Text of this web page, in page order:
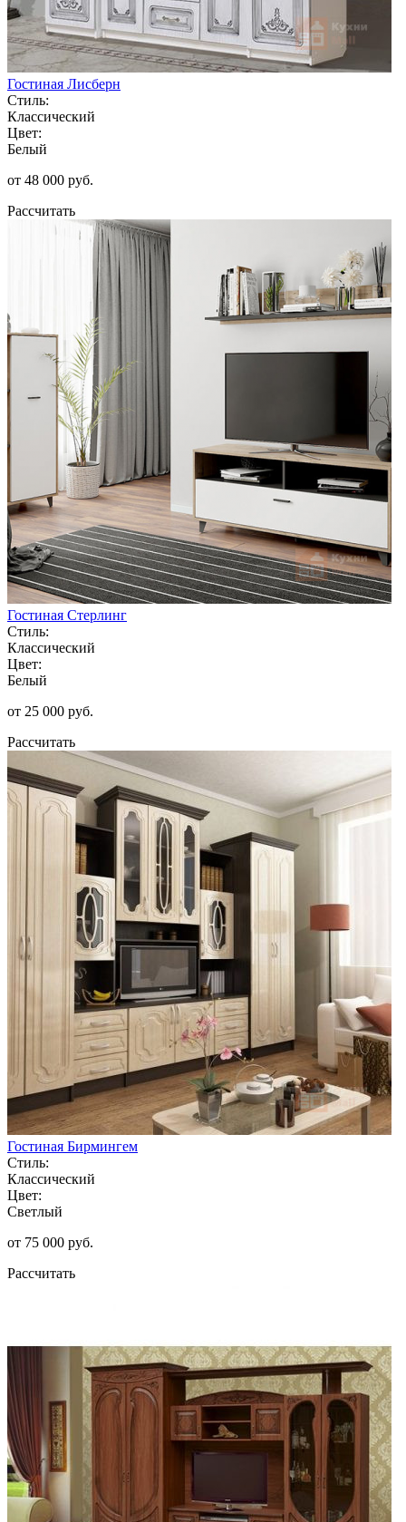
Гостиная Лисберн
Стиль:
Классический
Цвет:
Белый
от 48 000 руб.
Рассчитать
Гостиная Стерлинг
Стиль:
Классический
Цвет:
Белый
от 25 000 руб.
Рассчитать
Гостиная Бирмингем
Стиль:
Классический
Цвет:
Светлый
от 75 000 руб.
Рассчитать